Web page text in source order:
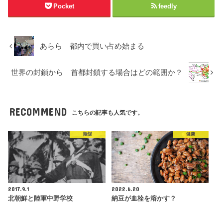
Pocket feedly
あらら 都内で買い占め始まる
世界の封鎖から 首都封鎖する場合はどの範囲か？
RECOMMEND こちらの記事も人気です。
陰謀
2017.9.1
北朝鮮と陸軍中野学校
健康
2022.6.20
納豆が血栓を溶かす？